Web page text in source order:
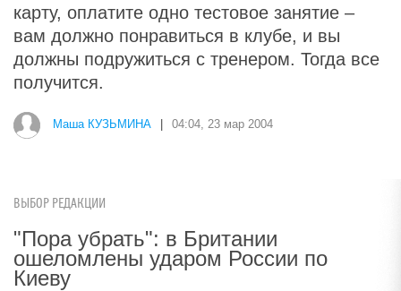
карту, оплатите одно тестовое занятие –
вам должно понравиться в клубе, и вы
должны подружиться с тренером. Тогда все
получится.
Маша КУЗЬМИНА 04:04, 23 мар 2004
ВЫБОР РЕДАКЦИИ
"Пора убрать": в Британии
ошеломлены ударом России по
Киеву